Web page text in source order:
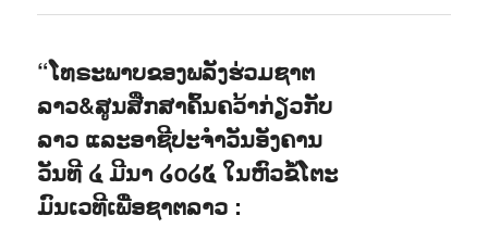
“ໂທຣະພາບຂອງພລັງຮ່ວມຊາຕ
ລາວ&ສູນສືກສາຄົ້ນຄວ້າກ່ຽວກັບ
ລາວ ແລະອາຊີປະຈຳວັນອັງຄານ
ວັນທີ ໔ ມີນາ ໒໐໒໕ ໃນຫົວຂໍ້ໂຕະ
ມົນເວທີເພື່ອຊາຕລາວ :